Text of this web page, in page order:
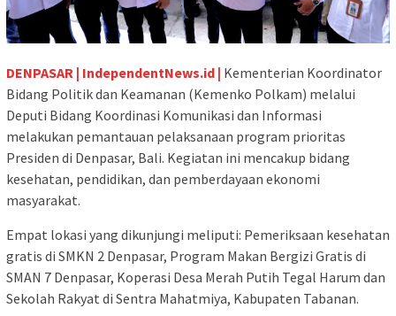
DENPASAR | IndependentNews.id | Kementerian Koordinator
Bidang Politik dan Keamanan (Kemenko Polkam) melalui
Deputi Bidang Koordinasi Komunikasi dan Informasi
melakukan pemantauan pelaksanaan program prioritas
Presiden di Denpasar, Bali. Kegiatan ini mencakup bidang
kesehatan, pendidikan, dan pemberdayaan ekonomi
masyarakat.
Empat lokasi yang dikunjungi meliputi: Pemeriksaan kesehatan
gratis di SMKN 2 Denpasar, Program Makan Bergizi Gratis di
SMAN 7 Denpasar, Koperasi Desa Merah Putih Tegal Harum dan
Sekolah Rakyat di Sentra Mahatmiya, Kabupaten Tabanan.